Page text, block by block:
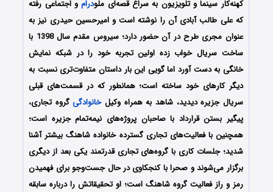
کهنه‏‌کار سینما و تلویزیون به سراغ قصه‌‏ای ملودرامو اجتماعی رفته
که علی طالب آبادی آن را نوشته است و امیرحسین حیدری نیز به‌
عنوان مجری طرح در آن حضور دارد؛ سیروس مقدم سال 1398 با
ساخت سریال خواب زده اولین تجربه خود را در شبکه نمایش
خانگی به دست آورد اما گویی این بار داستان متفاوت‌تری نسبت به
دیگر کارهای خود ساخته است؛ همانطور که در قسمت‌های قبلی
سریال جزیره دیدید، شاهد به همراه وکیلخانوادگیگروه تجاری،
پیگیر بستن قرارداد با صاحبان پروژه‌های نیمه‌تمام جزیره است؛
همچنین با فعالیت‌های تجاری گسترده خانواده شاهنگ بیشتر آشنا
شدید؛ جلسات کاری با گروه‌های تجاری قدرتمند یکی بعد از دیگری
برگزار می‌شوند و صحرا با کنجکاوی در حال جست‌وجو برای فهمیدن
رمز و راز فعالیت گروه شاهنگ است؛ او تحقیقاتش را درباره سابقه